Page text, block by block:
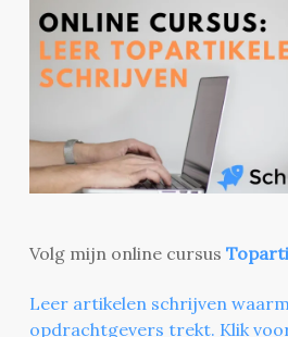
Volg mijn online cursus
Leer artikelen schrijven
opdrachtgevers trekt. Klik